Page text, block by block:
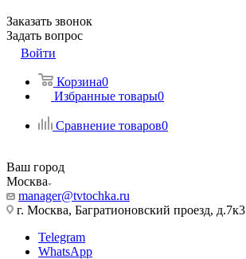
Заказать звонок
Задать вопрос
Войти
Корзина0
Избранные товары0
Сравнение товаров0
Ваш город
Москва
manager@tvtochka.ru
г. Москва, Багратионовский проезд, д.7к3
Telegram
WhatsApp